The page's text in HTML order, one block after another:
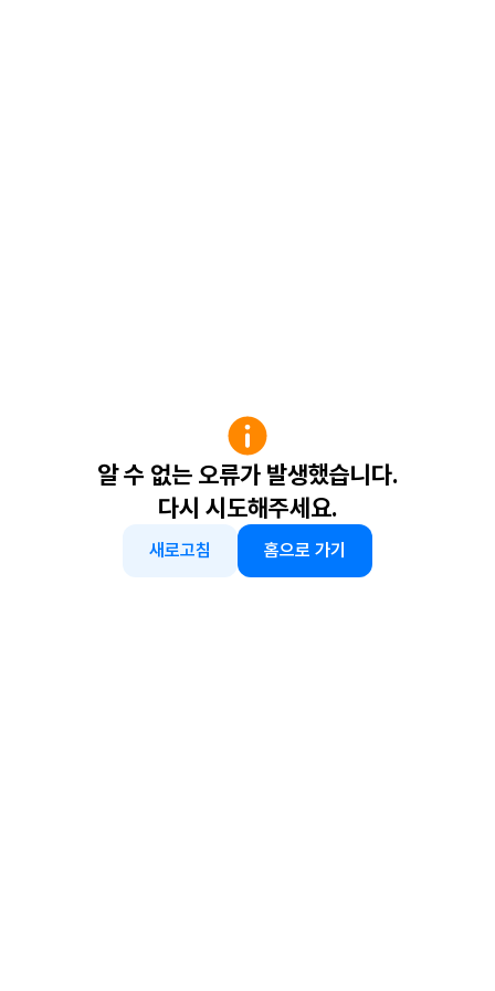
알 수 없는 오류가 발생했습니다.
다시 시도해주세요.
새로고침 홈으로 가기